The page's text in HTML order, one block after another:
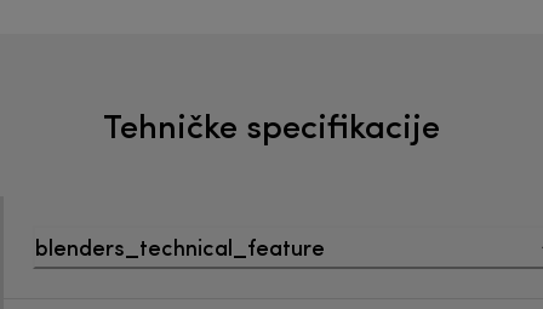
Tehničke specifikacije
blenders_technical_feature